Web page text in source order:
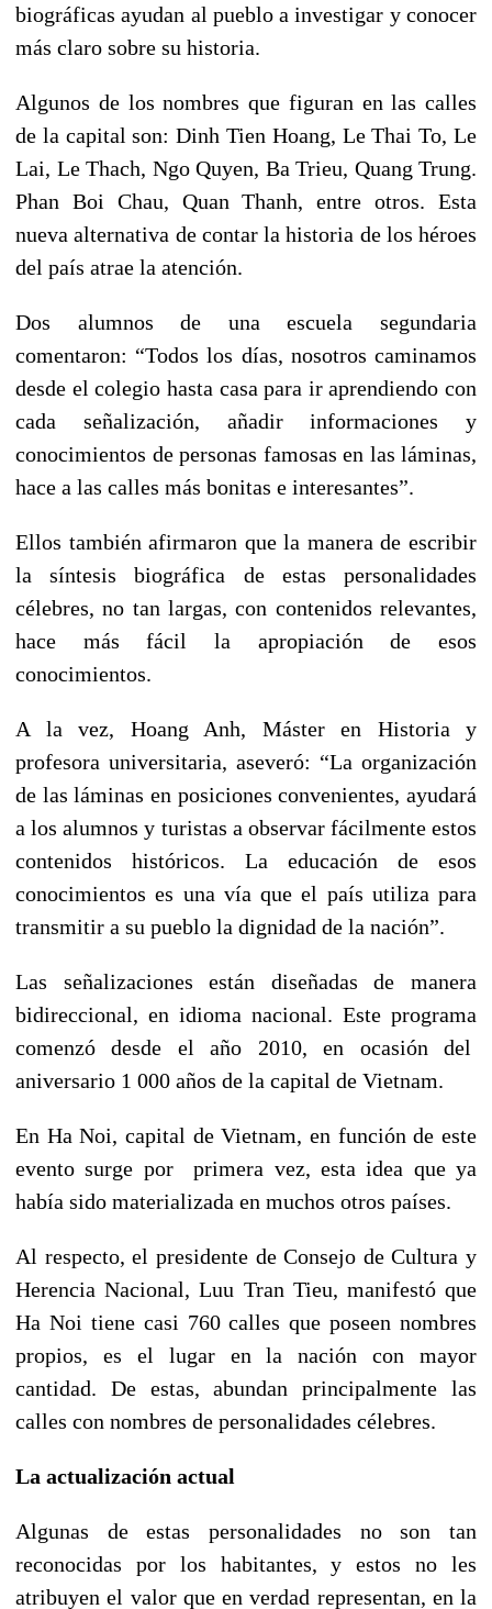
biográficas ayudan al pueblo a investigar y conocer
más claro sobre su historia.
Algunos de los nombres que figuran en las calles
de la capital son: Dinh Tien Hoang, Le Thai To, Le
Lai, Le Thach, Ngo Quyen, Ba Trieu, Quang Trung.
Phan Boi Chau, Quan Thanh, entre otros. Esta
nueva alternativa de contar la historia de los héroes
del país atrae la atención.
Dos alumnos de una escuela segundaria
comentaron: “Todos los días, nosotros caminamos
desde el colegio hasta casa para ir aprendiendo con
cada señalización, añadir informaciones y
conocimientos de personas famosas en las láminas,
hace a las calles más bonitas e interesantes”.
Ellos también afirmaron que la manera de escribir
la síntesis biográfica de estas personalidades
célebres, no tan largas, con contenidos relevantes,
hace más fácil la apropiación de esos
conocimientos.
A la vez, Hoang Anh, Máster en Historia y
profesora universitaria, aseveró: “La organización
de las láminas en posiciones convenientes, ayudará
a los alumnos y turistas a observar fácilmente estos
contenidos históricos. La educación de esos
conocimientos es una vía que el país utiliza para
transmitir a su pueblo la dignidad de la nación”.
Las señalizaciones están diseñadas de manera
bidireccional, en idioma nacional. Este programa
comenzó desde el año 2010, en ocasión del
aniversario 1 000 años de la capital de Vietnam.
En Ha Noi, capital de Vietnam, en función de este
evento surge por primera vez, esta idea que ya
había sido materializada en muchos otros países.
Al respecto, el presidente de Consejo de Cultura y
Herencia Nacional, Luu Tran Tieu, manifestó que
Ha Noi tiene casi 760 calles que poseen nombres
propios, es el lugar en la nación con mayor
cantidad. De estas, abundan principalmente las
calles con nombres de personalidades célebres.
La actualización actual
Algunas de estas personalidades no son tan
reconocidas por los habitantes, y estos no les
atribuyen el valor que en verdad representan, en la